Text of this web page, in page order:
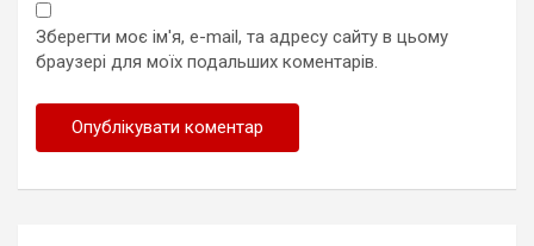
Зберегти моє ім'я, e-mail, та адресу сайту в цьому
браузері для моїх подальших коментарів.